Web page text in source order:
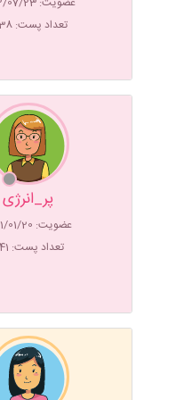
تعداد پست: 1038
پر_انرژی
عضویت: 1401/01/20
تعداد پست: 941